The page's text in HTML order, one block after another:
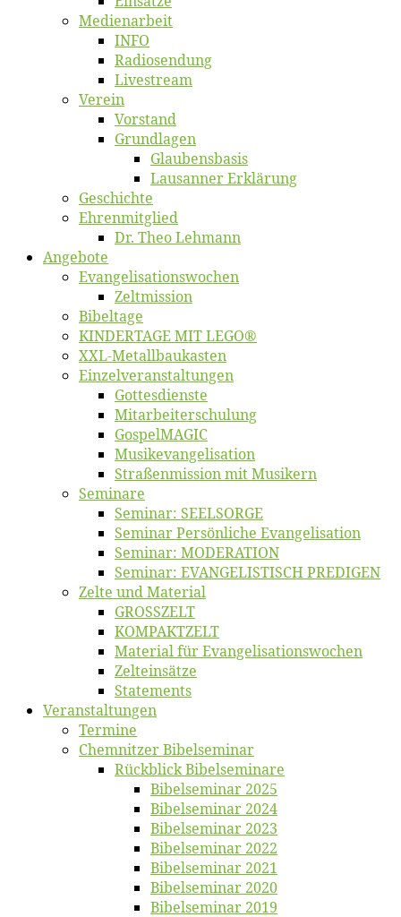
Me­di­en­ar­beit
INFO
Ra­dio­sen­dung
Live­stream
Ver­ein
Vor­stand
Grund­la­gen
Glaubens­ba­sis
Lausan­ner Erklärung
Ge­schich­te
Eh­ren­mit­glied
Dr. Theo Lehmann
An­ge­bo­te
Evangelisa­tions­wo­chen
Zelt­mis­si­on
Bi­bel­ta­ge
KINDERTAGE MIT LEGO®
XXL-Me­­tal­l­­bau­­kas­­ten
Einzelver­an­stal­tungen
Got­tes­diens­te
Mitarbeiter­schulung
Gos­pel­MA­GIC
Musikevan­ge­li­sa­tion
Straßenmis­sion mit Musikern
Se­mi­na­re
Se­mi­nar: SEELSORGE
Se­mi­nar Per­sön­li­che Evangelisation
Se­mi­nar: MODERATION
Se­mi­nar: EVANGELISTISCH PREDIGEN
Zel­te und Material
GROSSZELT
KOMPAKTZELT
Ma­te­ri­al für Evangelisationswochen
Zelt­ein­sät­ze
State­ments
Ver­an­stal­tun­gen
Ter­mi­ne
Chemnit­zer Bibelseminar
Rück­blick Bibelseminare
Bi­bel­se­mi­nar 2025
Bi­bel­se­mi­nar 2024
Bi­bel­se­mi­nar 2023
Bi­bel­se­mi­nar 2022
Bi­bel­se­mi­nar 2021
Bi­bel­se­mi­nar 2020
Bi­bel­se­mi­nar 2019